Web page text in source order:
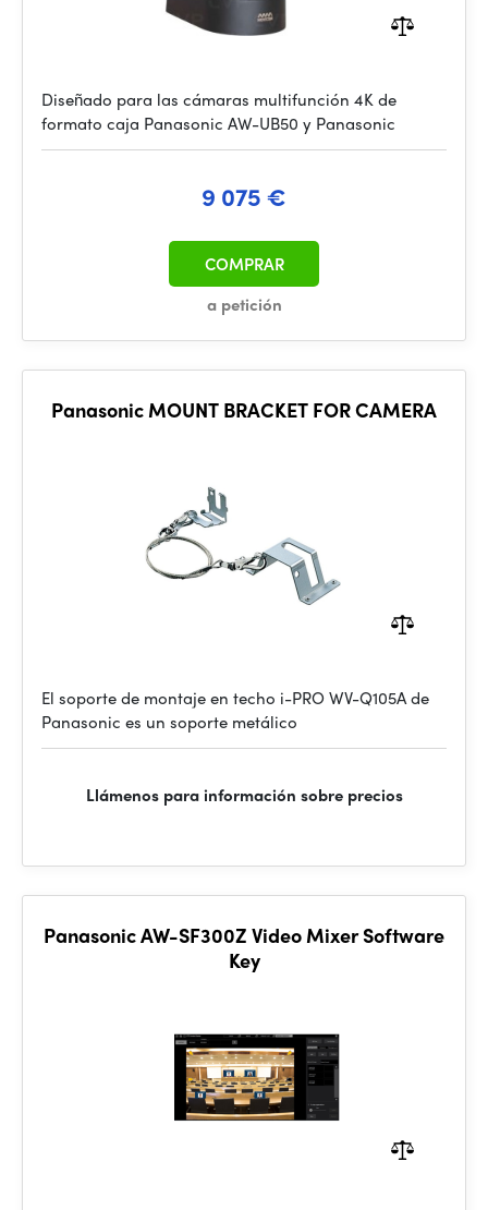
Diseñado para las cámaras multifunción 4K de
formato caja Panasonic AW-UB50 y Panasonic
9 075 €
a petición
COMPRAR
Panasonic MOUNT BRACKET FOR CAMERA
El soporte de montaje en techo i-PRO WV-Q105A de
Panasonic es un soporte metálico
Llámenos para información sobre precios
Panasonic AW-SF300Z Video Mixer Software
Key